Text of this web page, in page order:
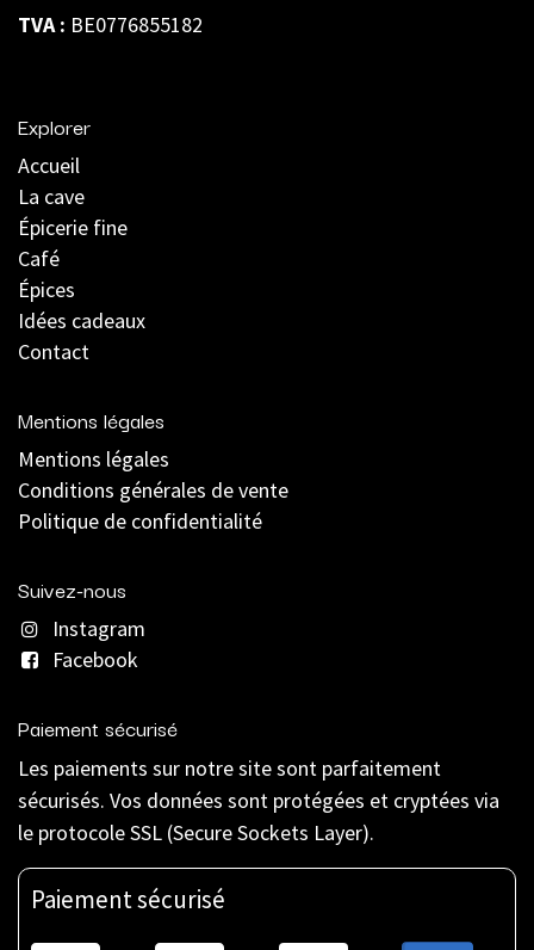
TVA : BE0776855182
Explorer
Accueil
La cave
Épicerie fine
Café
Épices
Idées cadeaux
Contact
Mentions légales
Mentions légales
Conditions générales de vente
Politique de confidentialité
Suivez-nous
Instagram
Facebook
Paiement sécurisé
Les paiements sur notre site sont parfaitement
sécurisés. Vos données sont protégées et cryptées via
le protocole SSL (Secure Sockets Layer).
Paiement sécurisé